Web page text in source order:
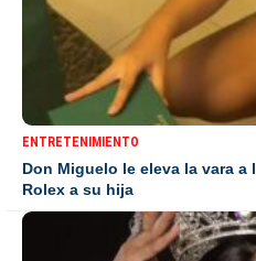
ENTRETENIMIENTO
Don Miguelo le eleva la vara a
Rolex a su hija